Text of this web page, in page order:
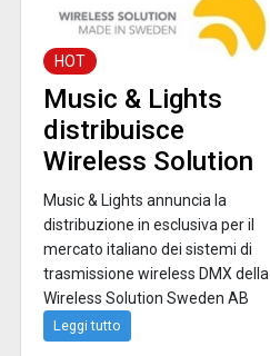
HOT
Music & Lights
distribuisce
Wireless Solution
Music & Lights annuncia la
distribuzione in esclusiva per il
mercato italiano dei sistemi di
trasmissione wireless DMX della
Wireless Solution Sweden AB
Leggi tutto